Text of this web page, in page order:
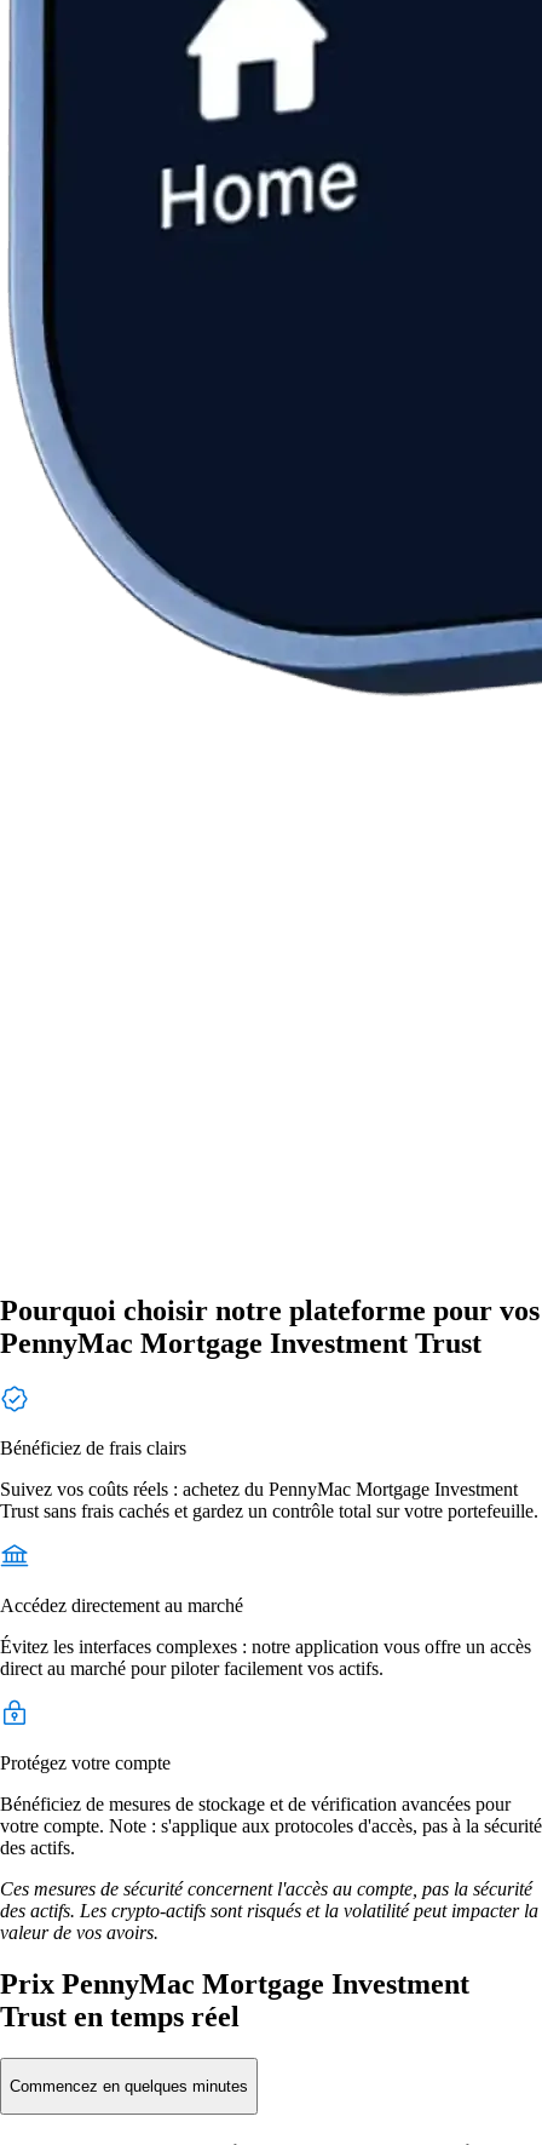
Pourquoi choisir notre plateforme pour vos
PennyMac Mortgage Investment Trust
Bénéficiez de frais clairs
Suivez vos coûts réels : achetez du PennyMac Mortgage Investment
Trust sans frais cachés et gardez un contrôle total sur votre portefeuille.
Accédez directement au marché
Évitez les interfaces complexes : notre application vous offre un accès
direct au marché pour piloter facilement vos actifs.
Protégez votre compte
Bénéficiez de mesures de stockage et de vérification avancées pour
votre compte. Note : s'applique aux protocoles d'accès, pas à la sécurité
des actifs.
Ces mesures de sécurité concernent l'accès au compte, pas la sécurité
des actifs. Les crypto-actifs sont risqués et la volatilité peut impacter la
valeur de vos avoirs.
Prix PennyMac Mortgage Investment
Trust en temps réel
Commencez en quelques minutes